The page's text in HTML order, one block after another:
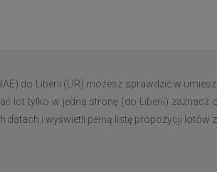
do Liberii (LIR) możesz sprawdzić w
lot tylko w jedną stronę (do Liberii)
i wyświetli pełną listę propozycji lotów z